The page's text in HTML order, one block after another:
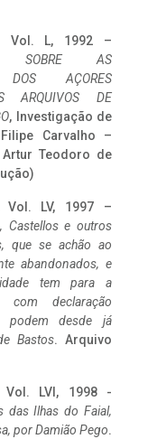
Vol. L, 1992 –
SOBRE AS
DOS AÇORES
ARQUIVOS DE
, Investigação de
Carvalho –
Teodoro de
Vol. LV, 1997 –
Castellos e outros
que se achão ao
abandonados, e
tem para a
declaração
podem desde já
Bastos. Arquivo
Vol. LVI, 1998 -
das Ilhas do Faial,
por Damião Pego.